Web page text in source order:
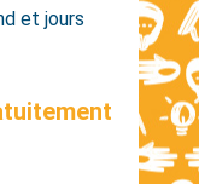
et jours